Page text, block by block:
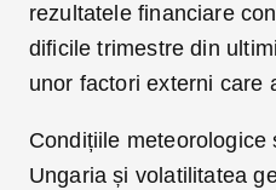
rezultatele financiare
dificile trimestre din
unor factori externi care
Condițiile
Ungaria și volatilitatea